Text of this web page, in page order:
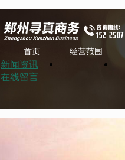
首页 经营范围
新闻资讯
在线留言